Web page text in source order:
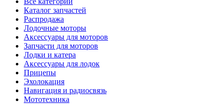
Каталог запчастей
Распродажа
Лодочные моторы
Аксессуары для моторов
Запчасти для моторов
Лодки и катера
Аксессуары для лодок
Прицепы
Эхолокация
Навигация и радиосвязь
Мототехника